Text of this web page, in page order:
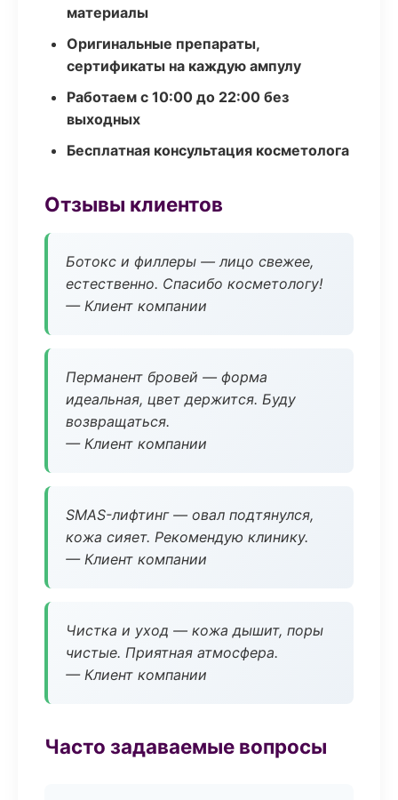
материалы
Оригинальные препараты,
сертификаты на каждую ампулу
Работаем с 10:00 до 22:00 без
выходных
Бесплатная консультация косметолога
Отзывы клиентов
Ботокс и филлеры — лицо свежее,
естественно. Спасибо косметологу!
— Клиент компании
Перманент бровей — форма
идеальная, цвет держится. Буду
возвращаться.
— Клиент компании
SMAS-лифтинг — овал подтянулся,
кожа сияет. Рекомендую клинику.
— Клиент компании
Чистка и уход — кожа дышит, поры
чистые. Приятная атмосфера.
— Клиент компании
Часто задаваемые вопросы